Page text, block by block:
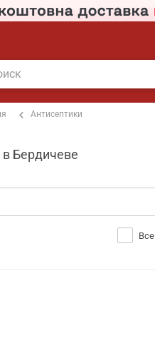
Антисептики
Бердичеве